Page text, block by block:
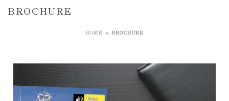
BROCHURE
HOME » BROCHURE